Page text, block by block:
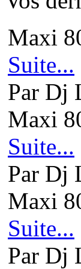
Maxi
Suite...
Par Dj
Maxi
Suite...
Par Dj
Maxi
Suite...
Par Dj